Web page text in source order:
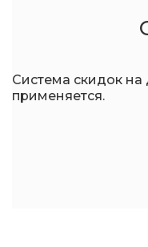
Система скидок
применяется.